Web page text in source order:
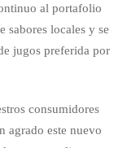
al portafolio
sabores locales y se
jugos preferida por
consumidores
agrado este nuevo